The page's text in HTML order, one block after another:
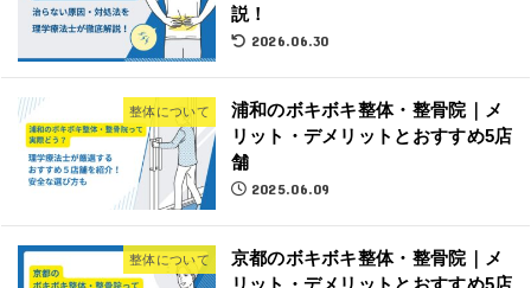
説！
2026.06.30
整体について
浦和のボキボキ整体・整骨院｜メ
リット・デメリットとおすすめ5店
舗
2025.06.09
整体について
京都のボキボキ整体・整骨院｜メ